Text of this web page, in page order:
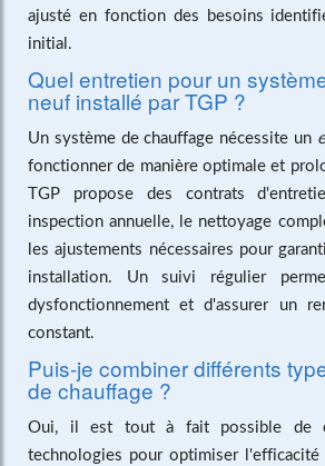
ajusté en fonction des besoins
initial.
Quel entretien pour un
neuf installé par TGP ?
Un système de chauffage nécessite un
fonctionner de manière optimale et
TGP propose des contrats
inspection annuelle, le nettoyage
les ajustements nécessaires pour
installation. Un suivi régulier
dysfonctionnement et d'assurer un
constant.
Puis-je combiner différents
de chauffage ?
Oui, il est tout à fait possible de
technologies pour optimiser